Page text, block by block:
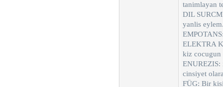
tanimlayan
DIL
yanlis
ELEKTRA
kiz cocugun
ENUREZIS:
cinsiyet
FÜG: Bir